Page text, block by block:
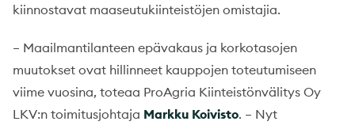
kiinnostavat maaseutukiinteistöjen omistajia.
– Maailmantilanteen epävakaus ja korkotasojen
muutokset ovat hillinneet kauppojen toteutumiseen
viime vuosina, toteaa ProAgria Kiinteistönvälitys Oy
LKV:n toimitusjohtaja Markku Koivisto. – Nyt